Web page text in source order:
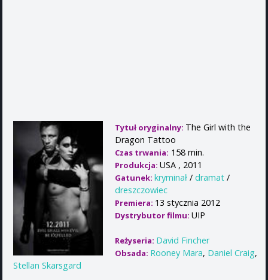
Tytuł oryginalny: The Girl with the
Dragon Tattoo
Czas trwania: 158 min.
Produkcja: USA , 2011
Gatunek: kryminał / dramat /
dreszczowiec
Premiera: 13 stycznia 2012
Dystrybutor filmu: UIP
Reżyseria: David Fincher
Obsada: Rooney Mara, Daniel Craig,
Stellan Skarsgard